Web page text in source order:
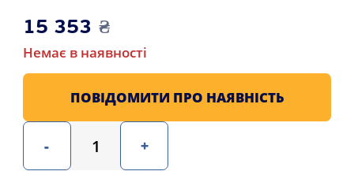
15 353 ₴
Немає в наявності
- +
ПОВІДОМИТИ ПРО НАЯВНІСТЬ